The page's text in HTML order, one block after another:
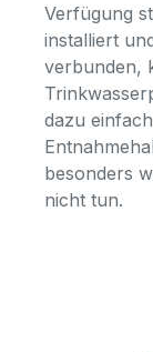
Verfügung
installiert
verbunden,
dazu
besonders
nicht tun.